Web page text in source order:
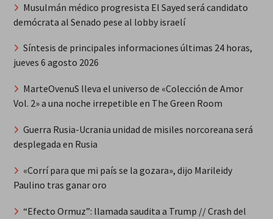
Musulmán médico progresista El Sayed será candidato
demócrata al Senado pese al lobby israelí
Síntesis de principales informaciones últimas 24 horas,
jueves 6 agosto 2026
MarteOvenuS lleva el universo de «Colección de Amor
Vol. 2» a una noche irrepetible en The Green Room
Guerra Rusia-Ucrania unidad de misiles norcoreana será
desplegada en Rusia
«Corrí para que mi país se la gozara», dijo Marileidy
Paulino tras ganar oro
“Efecto Ormuz”: llamada saudita a Trump // Crash del